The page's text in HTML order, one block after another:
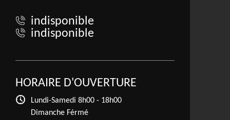
indisponible
indisponible
HORAIRE D'OUVERTURE
Lundi-Samedi 8h00 - 18h00
Dimanche Férmé